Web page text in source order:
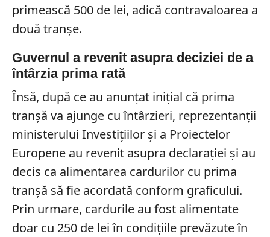
primească 500 de lei, adică contravaloarea a
două tranșe.
Guvernul a revenit asupra deciziei de a
întârzia prima rată
Însă, după ce au anunțat inițial că prima
tranșă va ajunge cu întârzieri, reprezentanții
ministerului Investițiilor și a Proiectelor
Europene au revenit asupra declarației și au
decis ca alimentarea cardurilor cu prima
tranșă să fie acordată conform graficului.
Prin urmare, cardurile au fost alimentate
doar cu 250 de lei în condițiile prevăzute în